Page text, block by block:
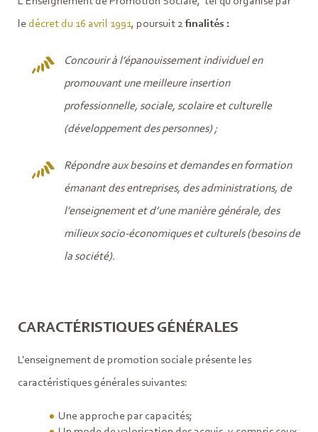
le décret du 16 avril 1991, poursuit 2finalités :
Concourir à l’épanouissement individuel en
promouvant une meilleure insertion
professionnelle, sociale, scolaire et culturelle
(développement des personnes) ;
Répondre aux besoins et demandes en formation
émanant des entreprises, des administrations, de
l’enseignement et d’une manière générale, des
milieux socio-économiques et culturels (besoins de
la société).
CARACTÉRISTIQUES GÉNÉRALES
L'enseignement de promotion sociale présente les
caractéristiques générales suivantes:
Une approche par capacités;